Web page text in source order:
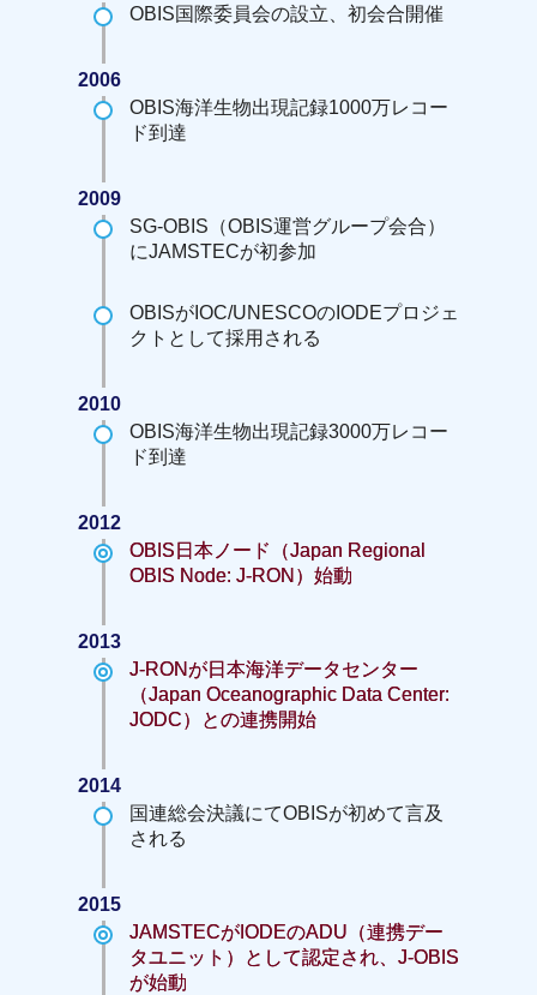
OBIS国際委員会の設立、初会合開催
2006
OBIS海洋生物出現記録1000万レコー
ド到達
2009
SG-OBIS（OBIS運営グループ会合）
にJAMSTECが初参加
OBISがIOC/UNESCOのIODEプロジェ
クトとして採用される
2010
OBIS海洋生物出現記録3000万レコー
ド到達
2012
OBIS日本ノード（Japan Regional
OBIS Node: J-RON）始動
2013
J-RONが日本海洋データセンター
（Japan Oceanographic Data Center:
JODC）との連携開始
2014
国連総会決議にてOBISが初めて言及
される
2015
JAMSTECがIODEのADU（連携デー
タユニット）として認定され、J-OBIS
が始動